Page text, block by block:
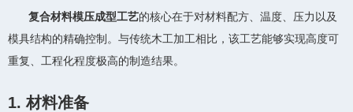
复合材料模压成型工艺的核心在于对材料配方、温度、压力以及
模具结构的精确控制。与传统木工加工相比，该工艺能够实现高度可
重复、工程化程度极高的制造结果。
1. 材料准备